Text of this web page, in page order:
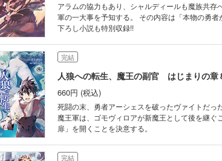
アラムの協力もあり、シャルディールも魔族共
軍の一大事を予知する。 その内容は「本物の勇
下ろし小説も特別収録!!
完結
人狼への転生、魔王の副官 はじまりの章
660円 (税込)
死闘の末、勇者アーシェスを破ったヴァイトだ
魔王軍は、ゴモヴィロアが新魔王として後を継
扉」を開くことを決意する。
完結